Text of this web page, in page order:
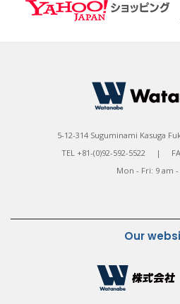
5-12-314 Suguminami Kasuga
TEL +81-(0)92-592-5522 |
Mon - Fri: 9 am
Our